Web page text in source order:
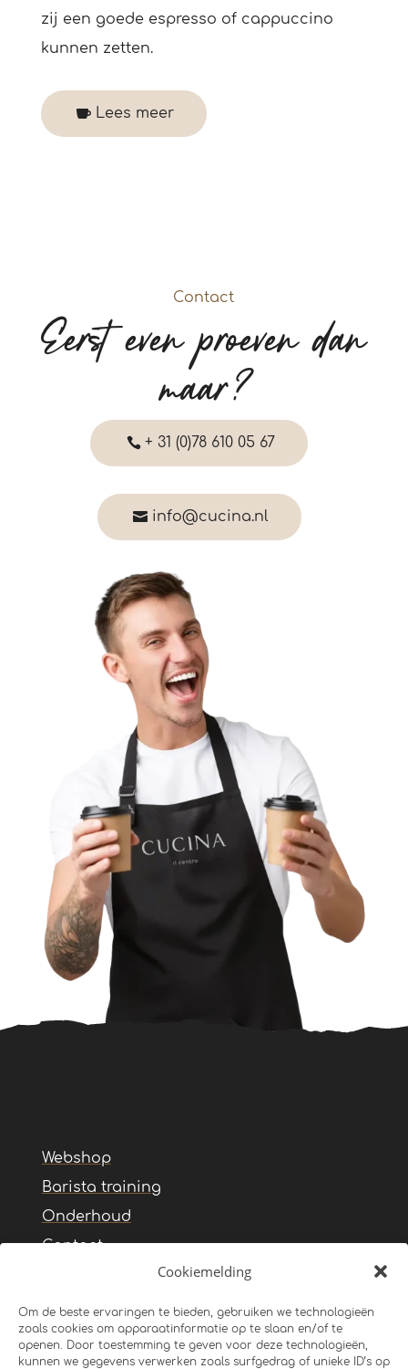
Cookiemelding
Om de beste ervaringen te bieden, gebruiken we technologieën
zoals cookies om apparaatinformatie op te slaan en/of te
openen. Door toestemming te geven voor deze technologieën,
kunnen we gegevens verwerken zoals surfgedrag of unieke ID’s op
zij een goede espresso of cappuccino
kunnen zetten.
Lees meer
Contact
Eerst even proeven dan
maar?
+ 31 (0)78 610 05 67
info@cucina.nl
Webshop
Barista training
Onderhoud
Contact
Algemene voorwaarden
Privacy Statement